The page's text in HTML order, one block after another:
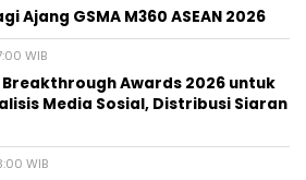
Ajang GSMA M360 ASEAN 2026
WIB
Breakthrough Awards 2026 untuk
Media Sosial, Distribusi Siaran
WIB